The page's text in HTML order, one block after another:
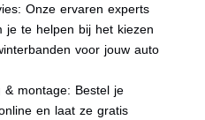
Onze ervaren experts
je te helpen bij het kiezen
voor jouw auto
& montage: Bestel je
en laat ze gratis